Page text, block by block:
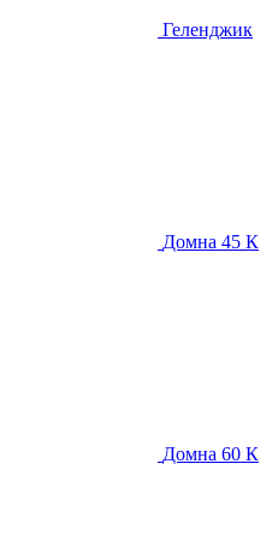
Геленджик
Домна 45 К
Домна 60 К